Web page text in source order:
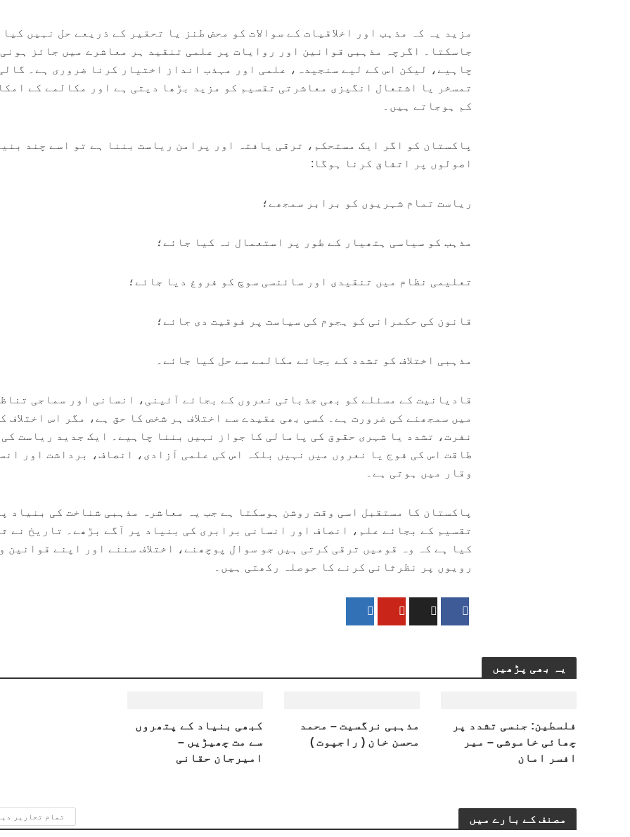
مزید یہ کہ مذہب اور اخلاقیات کے سوالات کو محض طنز یا تحقیر کے ذریعے حل نہیں کیا
جاسکتا۔ اگرچہ مذہبی قوانین اور روایات پر علمی تنقید ہر معاشرے میں جائز ہونی
چاہیے، لیکن اس کے لیے سنجیدہ، علمی اور مہذب انداز اختیار کرنا ضروری ہے۔
تمسخر یا اشتعال انگیزی معاشرتی تقسیم کو مزید بڑھا دیتی ہے اور مکالمے کے
کم ہوجاتے ہیں۔
پاکستان کو اگر ایک مستحکم، ترقی یافتہ اور پرامن ریاست بننا ہے تو اسے چند
اصولوں پر اتفاق کرنا ہوگا:
ریاست تمام شہریوں کو برابر سمجھے؛
مذہب کو سیاسی ہتھیار کے طور پر استعمال نہ کیا جائے؛
تعلیمی نظام میں تنقیدی اور سائنسی سوچ کو فروغ دیا جائے؛
قانون کی حکمرانی کو ہجوم کی سیاست پر فوقیت دی جائے؛
مذہبی اختلاف کو تشدد کے بجائے مکالمے سے حل کیا جائے۔
قادیانیت کے مسئلے کو بھی جذباتی نعروں کے بجائے آئینی، انسانی اور سماجی
میں سمجھنے کی ضرورت ہے۔ کسی بھی عقیدے سے اختلاف ہر شخص کا حق ہے، مگر اس اختلاف
نفرت، تشدد یا شہری حقوق کی پامالی کا جواز نہیں بننا چاہیے۔ ایک جدید ریاست
طاقت اس کی فوج یا نعروں میں نہیں بلکہ اس کی علمی آزادی، انصاف، برداشت اور
وقار میں ہوتی ہے۔
پاکستان کا مستقبل اسی وقت روشن ہوسکتا ہے جب یہ معاشرہ مذہبی شناخت کی بنیاد
تقسیم کے بجائے علم، انصاف اور انسانی برابری کی بنیاد پر آگے بڑھے۔ تاریخ نے
کیا ہے کہ وہ قومیں ترقی کرتی ہیں جو سوال پوچھنے، اختلاف سننے اور اپنے قوانین و
رویوں پر نظرثانی کرنے کا حوصلہ رکھتی ہیں۔
یہ بھی پڑھیں
فلسطین: جنسی تشدد پر
چھائی خاموشی – میر
افسر امان
مذہبی نرگسیت – محمد
محسن خان ( راجپوت )
کبھی بنیاد کے پتھروں
سے مت چھیڑیں –
امیرجان حقانی
مصنف کے بارے میں تمام تحاریر